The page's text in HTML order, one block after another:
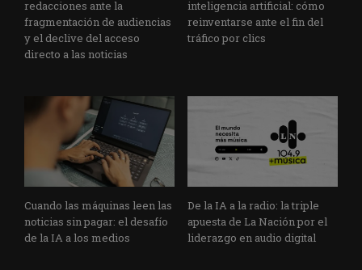
redacciones ante la
fragmentación de audiencias
y el declive del acceso
directo a las noticias
inteligencia artificial: cómo
reinventarse ante el fin del
tráfico por clics
Cuando las máquinas leen las
noticias sin pagar: el desafío
de la IA a los medios
De la IA a la radio: la triple
apuesta de La Nación por el
liderazgo en audio digital